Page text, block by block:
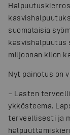
suomalaisia
kasvishalpuutus
miljoonan kilon
Nyt painotus on
– Lasten
ykkösteema.
terveellisesti ja